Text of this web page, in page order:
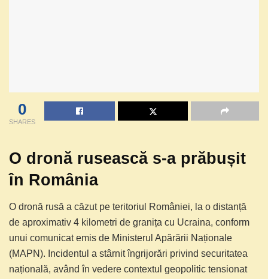
0
SHARES
O dronă rusească s-a prăbușit
în România
O dronă rusă a căzut pe teritoriul României, la o distanță
de aproximativ 4 kilometri de granița cu Ucraina, conform
unui comunicat emis de Ministerul Apărării Naționale
(MAPN). Incidentul a stârnit îngrijorări privind securitatea
națională, având în vedere contextul geopolitic tensionat